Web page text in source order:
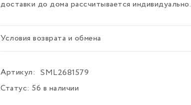
доставки до дома рассчитывается индивидуально.
Условия возврата и обмена
Артикул:
SML2681579
Статус: 56 в наличии